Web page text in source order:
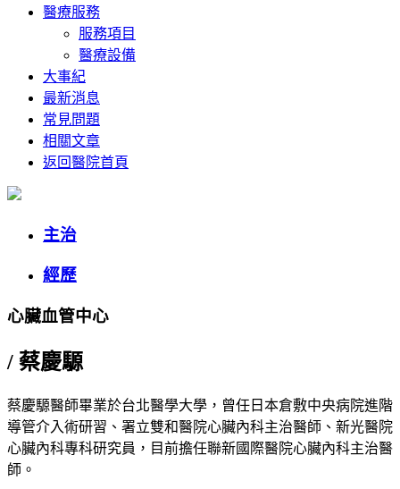
醫療服務
服務項目
醫療設備
大事紀
最新消息
常見問題
相關文章
返回醫院首頁
主治
經歷
心臟血管中心
/ 蔡慶騵
蔡慶騵醫師畢業於台北醫學大學，曾任日本倉敷中央病院進階
導管介入術研習、署立雙和醫院心臟內科主治醫師、新光醫院
心臟內科專科研究員，目前擔任聯新國際醫院心臟內科主治醫
師。